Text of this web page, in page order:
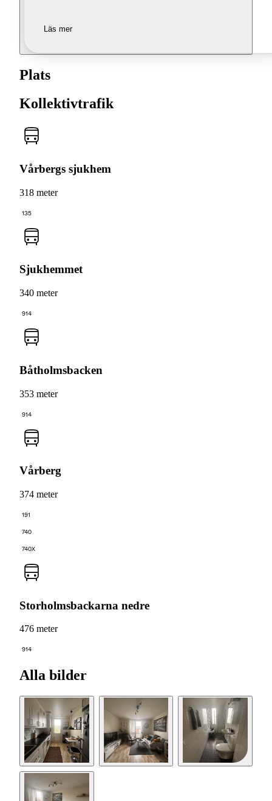
Läs mer
Plats
Kollektivtrafik
Vårbergs sjukhem
318 meter
135
Sjukhemmet
340 meter
914
Båtholmsbacken
353 meter
914
Vårberg
374 meter
191
740
740X
Storholmsbackarna nedre
476 meter
914
Alla bilder